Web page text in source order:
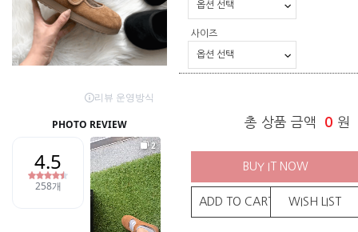
사이즈
총 상품 금액 0 원
BUY IT NOW
ADD TO CART WISH LIST